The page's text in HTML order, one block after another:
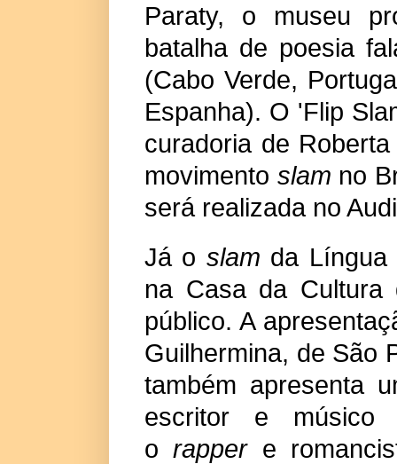
Paraty, o museu
batalha de poesia
(Cabo Verde,
Espanha). O 'Flip
curadoria de
movimento slam no
será realizada no
Já o slam da Língua
na Casa da Cultura
público. A
Guilhermina, de São
também apresenta
escritor e músico
orappere